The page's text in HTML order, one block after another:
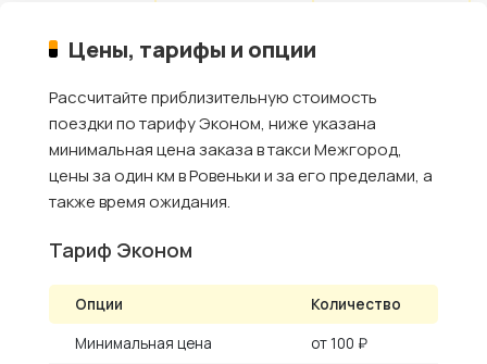
Цены, тарифы и опции
Рассчитайте приблизительную стоимость
поездки по тарифу Эконом, ниже указана
минимальная цена заказа в такси Межгород,
цены за один км в Ровеньки и за его пределами, а
также время ожидания.
Тариф Эконом
Опции
Количество
Минимальная цена
от 100 ₽